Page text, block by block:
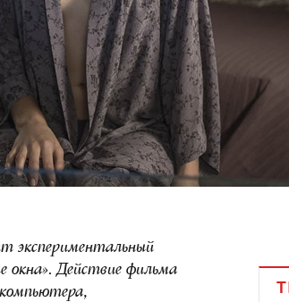
экспериментальный
Действие фильма